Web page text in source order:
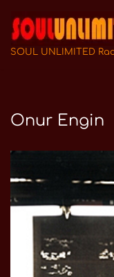
Zum
Inhalt
SOUL UNLIMITED
Onur Engin